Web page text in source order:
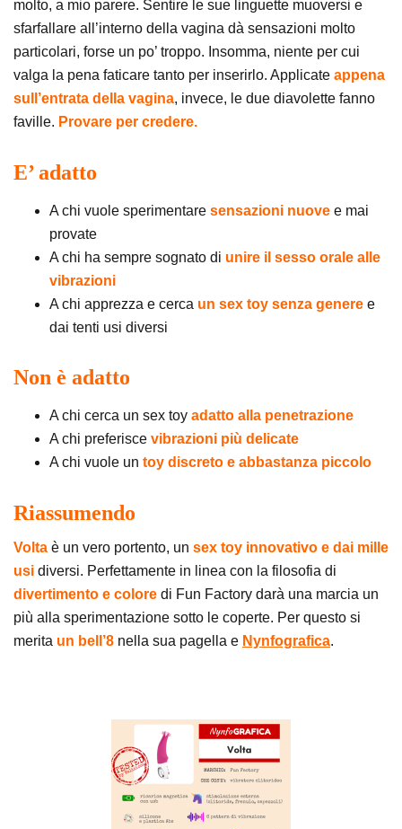
molto, a mio parere. Sentire le sue linguette muoversi e
sfarfallare all’interno della vagina dà sensazioni molto
particolari, forse un po’ troppo. Insomma, niente per cui
valga la pena faticare tanto per inserirlo. Applicate appena
sull’entrata della vagina, invece, le due diavolette fanno
faville. Provare per credere.
E’ adatto
A chi vuole sperimentare sensazioni nuove e mai
provate
A chi ha sempre sognato di unire il sesso orale alle
vibrazioni
A chi apprezza e cerca un sex toy senza genere e
dai tenti usi diversi
Non è adatto
A chi cerca un sex toy adatto alla penetrazione
A chi preferisce vibrazioni più delicate
A chi vuole un toy discreto e abbastanza piccolo
Riassumendo
Volta è un vero portento, un sex toy innovativo e dai mille
usi diversi. Perfettamente in linea con la filosofia di
divertimento e colore di Fun Factory darà una marcia un
più alla sperimentazione sotto le coperte. Per questo si
merita un bell’8 nella sua pagella e Nynfografica.